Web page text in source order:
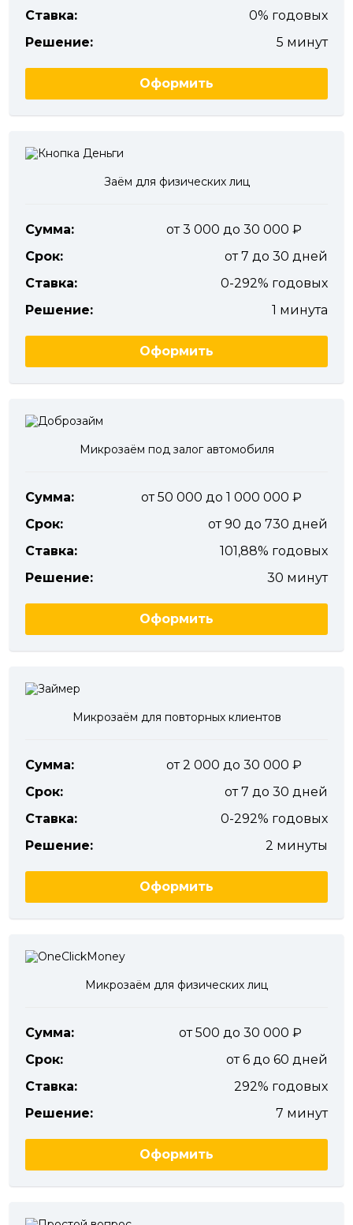
Ставка:
0% годовых
Решение:
5 минут
Оформить
Заём для физических лиц
Сумма:
от 3 000 до 30 000
Срок:
от 7 до 30 дней
Ставка:
0-292% годовых
Решение:
1 минута
Оформить
Микрозаём под залог автомобиля
Сумма:
от 50 000 до 1 000 000
Срок:
от 90 до 730 дней
Ставка:
101,88% годовых
Решение:
30 минут
Оформить
Микрозаём для повторных клиентов
Сумма:
от 2 000 до 30 000
Срок:
от 7 до 30 дней
Ставка:
0-292% годовых
Решение:
2 минуты
Оформить
Микрозаём для физических лиц
Сумма:
от 500 до 30 000
Срок:
от 6 до 60 дней
Ставка:
292% годовых
Решение:
7 минут
Оформить